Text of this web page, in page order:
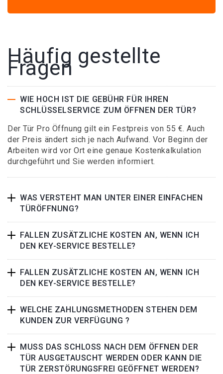
Häufig gestellte
Fragen
WIE HOCH IST DIE GEBÜHR FÜR IHREN
SCHLÜSSELSERVICE ZUM ÖFFNEN DER TÜR?
Der Tür Pro Öffnung gilt ein Festpreis von 55 €. Auch
der Preis ändert sich je nach Aufwand. Vor Beginn der
Arbeiten wird vor Ort eine genaue Kostenkalkulation
durchgeführt und Sie werden informiert.
WAS VERSTEHT MAN UNTER EINER EINFACHEN
TÜRÖFFNUNG?
FALLEN ZUSÄTZLICHE KOSTEN AN, WENN ICH
DEN KEY-SERVICE BESTELLE?
FALLEN ZUSÄTZLICHE KOSTEN AN, WENN ICH
DEN KEY-SERVICE BESTELLE?
WELCHE ZAHLUNGSMETHODEN STEHEN DEM
KUNDEN ZUR VERFÜGUNG ?
MUSS DAS SCHLOSS NACH DEM ÖFFNEN DER
TÜR AUSGETAUSCHT WERDEN ODER KANN DIE
TÜR ZERSTÖRUNGSFREI GEÖFFNET WERDEN?